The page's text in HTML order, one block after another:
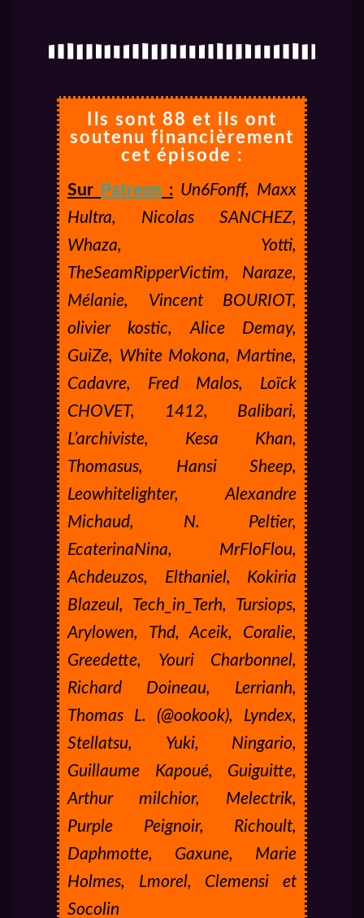
Ils sont 88 et ils ont
soutenu financièrement
cet épisode :
Sur Patreon : Un6Fonff, Maxx
Hultra, Nicolas SANCHEZ,
Whaza, Yotti,
TheSeamRipperVictim, Naraze,
Mélanie, Vincent BOURIOT,
olivier kostic, Alice Demay,
GuiZe, White Mokona, Martine,
Cadavre, Fred Malos, Loïck
CHOVET, 1412, Balibari,
L’archiviste, Kesa Khan,
Thomasus, Hansi Sheep,
Leowhitelighter, Alexandre
Michaud, N. Peltier,
EcaterinaNina, MrFloFlou,
Achdeuzos, Elthaniel, Kokiria
Blazeul, Tech_in_Terh, Tursiops,
Arylowen, Thd, Aceik, Coralie,
Greedette, Youri Charbonnel,
Richard Doineau, Lerrianh,
Thomas L. (@ookook), Lyndex,
Stellatsu, Yuki, Ningario,
Guillaume Kapoué, Guiguitte,
Arthur milchior, Melectrik,
Purple Peignoir, Richoult,
Daphmotte, Gaxune, Marie
Holmes, Lmorel, Clemensi et
Socolin